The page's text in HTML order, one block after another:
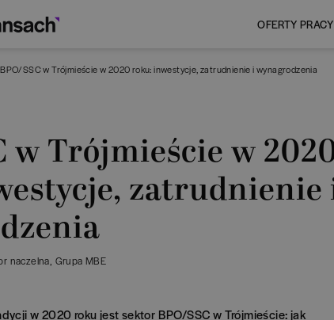
OFERTY PRACY
BPO/SSC w Trójmieście w 2020 roku: inwestycje, zatrudnienie i wynagrodzenia
w Trójmieście w
zatrudnienie
naczelna, Grupa MBE
w 2020 roku jest sektor BPO/SSC w Trójmieście: jak